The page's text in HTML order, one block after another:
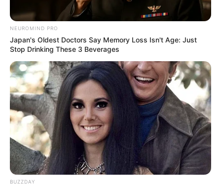
MThai เชื่อในสิ่งที่ทำ ทำในสิ่งที่เชื่อ
รับข่าวสารเลขมงคล สถิติเลขดัง ดวงรายวัน รายเดือน รายปี
พร้อมแนะนำวิธีเสริมดวง
ลุ้นรับรางวัลจากกิจกรรมเสริมความเป็นมงคลให้กับตัวท่านเอง
เปิดสมัครสมาชิก (ฟรี) เร็วๆนี้
NEUROMIND PRO
Japan's Oldest Doctors Say Memory Loss Isn't Age: Just
Stop Drinking These 3 Beverages
BUZZDAY